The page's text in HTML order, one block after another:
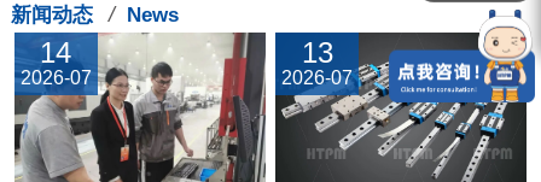
新闻动态 /News
14
2026-07
13
2026-07